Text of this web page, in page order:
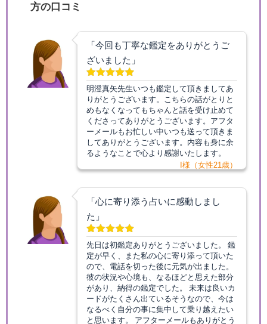
方の口コミ
「今回も丁寧な鑑定をありがとうご
ざいました」
明澄真矢先生いつも鑑定して頂きましてあ
りがとうございます。こちらの話がとりと
めもなくなってもちゃんと話を受け止めて
くださってありがとうございます。アフタ
ーメールもお忙しい中いつも送って頂きま
してありがとうございます。内容も身に余
るようなことで心より感謝いたします。
I様（女性21歳）
「心に寄り添う占いに感動しまし
た」
先日は初鑑定ありがとうございました。 鑑
定が早く、また私の心に寄り添って頂いた
ので、電話を切った後に元気が出ました。
彼の状況や心境も、なるほどと思えた部分
があり、納得の鑑定でした。 未来は良いカ
ードがたくさん出ているそうなので、今は
なるべく自分の事に集中して乗り越えたい
と思います。 アフターメールもありがとう